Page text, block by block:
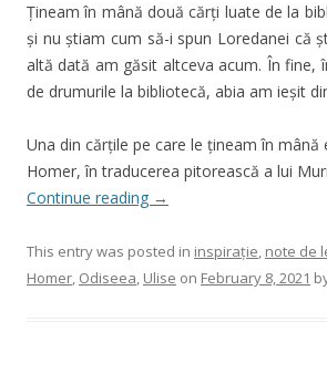
Țineam în mână două cărți luate de la
și nu știam cum să-i spun Loredanei că
altă dată am găsit altceva acum. În fine,
de drumurile la bibliotecă, abia am ieșit
Una din cărțile pe care le țineam în mână
Homer, în traducerea pitorească a lui
Continue reading →
This entry was posted in inspirație, note de
Homer, Odiseea, Ulise on February 8, 2021